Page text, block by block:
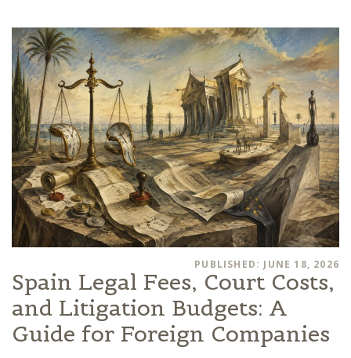
PUBLISHED: JUNE 18, 2026
Spain Legal Fees, Court Costs,
and Litigation Budgets: A
Guide for Foreign Companies